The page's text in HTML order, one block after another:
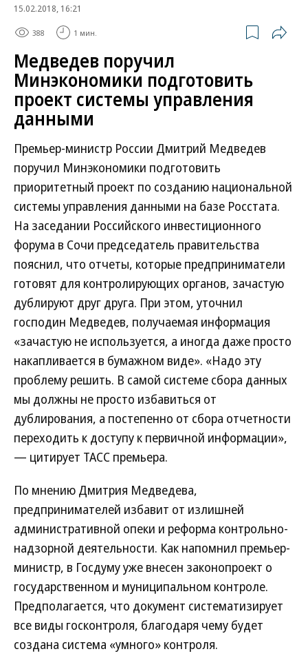
15.02.2018, 16:21
388 1 мин.
Медведев поручил
Минэкономики подготовить
проект системы управления
данными
Премьер-министр России Дмитрий Медведев
поручил Минэкономики подготовить
приоритетный проект по созданию национальной
системы управления данными на базе Росстата.
На заседании Российского инвестиционного
форума в Сочи председатель правительства
пояснил, что отчеты, которые предприниматели
готовят для контролирующих органов, зачастую
дублируют друг друга. При этом, уточнил
господин Медведев, получаемая информация
«зачастую не используется, а иногда даже просто
накапливается в бумажном виде». «Надо эту
проблему решить. В самой системе сбора данных
мы должны не просто избавиться от
дублирования, а постепенно от сбора отчетности
переходить к доступу к первичной информации»,
— цитирует ТАСС премьера.
По мнению Дмитрия Медведева,
предпринимателей избавит от излишней
административной опеки и реформа контрольно-
надзорной деятельности. Как напомнил премьер-
министр, в Госдуму уже внесен законопроект о
государственном и муниципальном контроле.
Предполагается, что документ систематизирует
все виды госконтроля, благодаря чему будет
создана система «умного» контроля.